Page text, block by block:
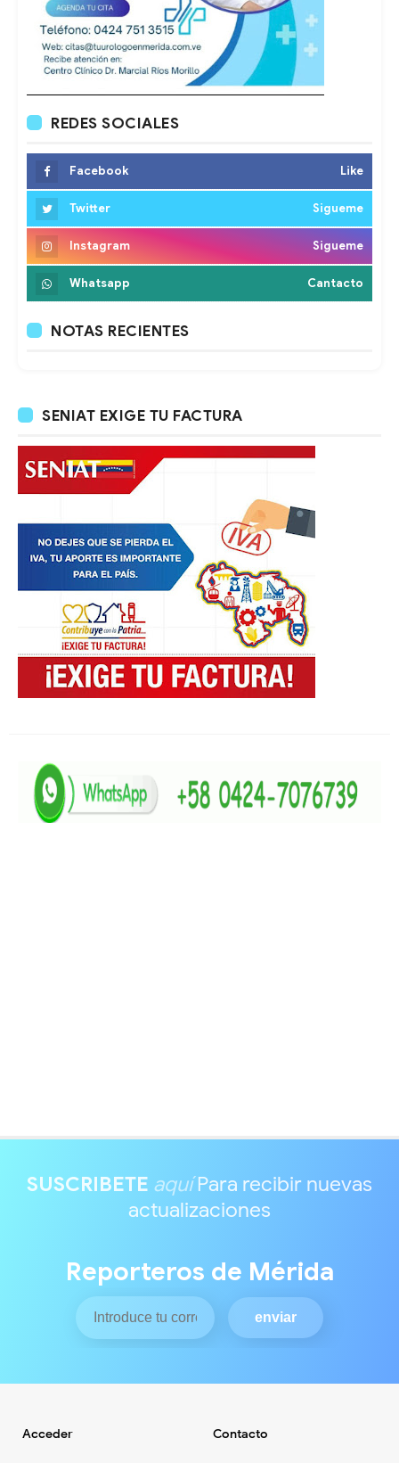
REDES SOCIALES
Facebook Like
Twitter Sigueme
Instagram Sigueme
Whatsapp Cantacto
NOTAS RECIENTES
SENIAT EXIGE TU FACTURA
SUSCRIBETE aquíPara recibir nuevas
actualizaciones
Reporteros de Mérida
Acceder Contacto